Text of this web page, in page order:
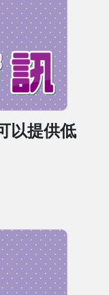
以提供低